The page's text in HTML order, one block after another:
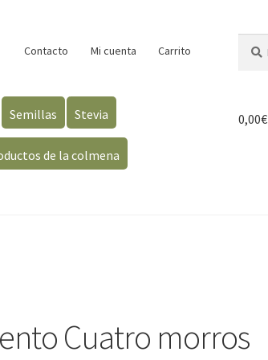
Contacto Mi cuenta Carrito
por:
Semillas Stevia
de la colmena
0,00€
Cuatro morros